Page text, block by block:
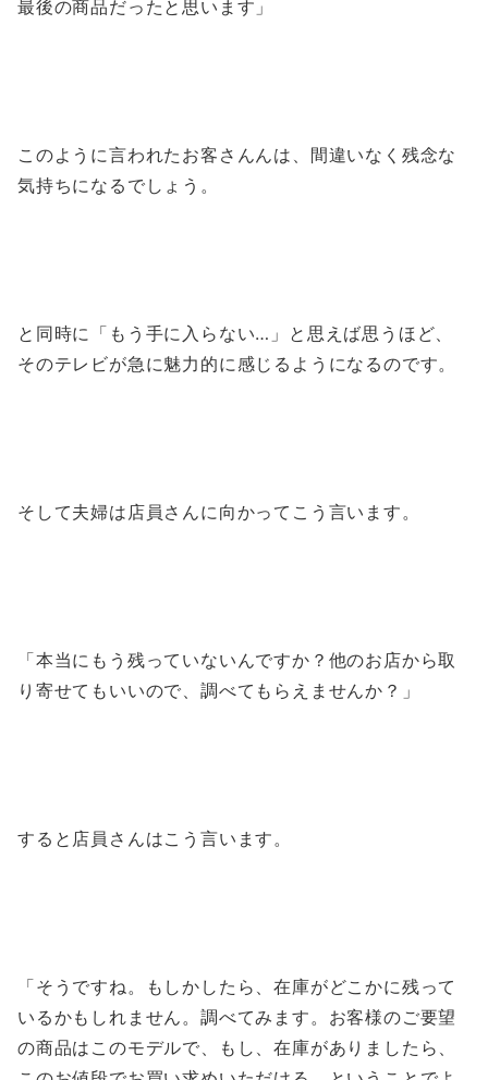
最後の商品だったと思います」
このように言われたお客さんんは、間違いなく残念な
気持ちになるでしょう。
と同時に「もう手に入らない…」と思えば思うほど、
そのテレビが急に魅力的に感じるようになるのです。
そして夫婦は店員さんに向かってこう言います。
「本当にもう残っていないんですか？他のお店から取
り寄せてもいいので、調べてもらえませんか？」
すると店員さんはこう言います。
「そうですね。もしかしたら、在庫がどこかに残って
いるかもしれません。調べてみます。お客様のご要望
の商品はこのモデルで、もし、在庫がありましたら、